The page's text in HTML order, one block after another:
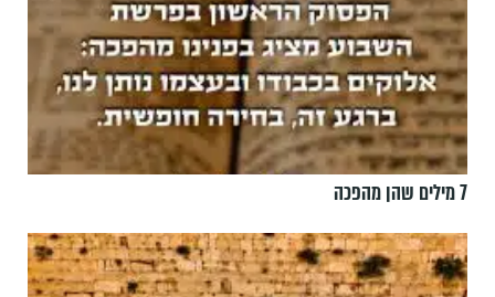
7 מילים שהן מהפכה